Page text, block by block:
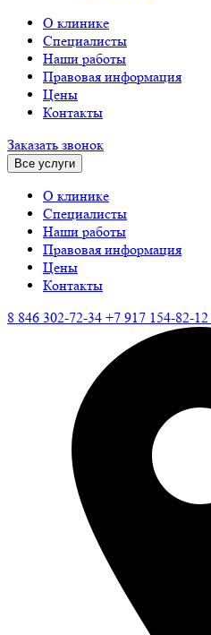
О клинике
Специалисты
Наши работы
Правовая информация
Цены
Контакты
Заказать звонок
Все услуги
О клинике
Специалисты
Наши работы
Правовая информация
Цены
Контакты
8 846 302-72-34 +7 917 154-82-12